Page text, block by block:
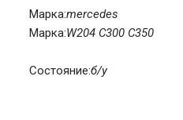
Марка:mercedes
Марка:W204 C300 C350
Состояние:б/у